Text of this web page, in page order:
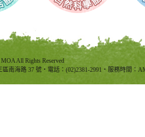
All Rights Reserved
區南海路 37 號‧電話：(02)2381-2991‧服務時間：